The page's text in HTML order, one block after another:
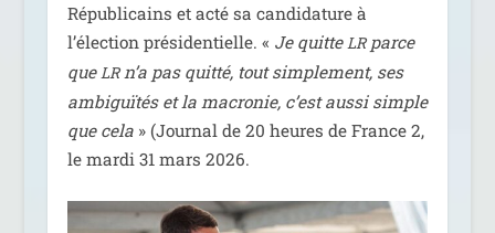
Républicains et acté sa can­di­da­ture à
l’élection pré­si­den­tielle. « Je quitteLRparce
queLRn’a pas quit­té, tout sim­ple­ment, ses
ambi­guï­tés et la macro­nie, c’est aus­si simple
que cela» (Journal de 20 heures de France 2,
le mar­di 31 mars 2026.